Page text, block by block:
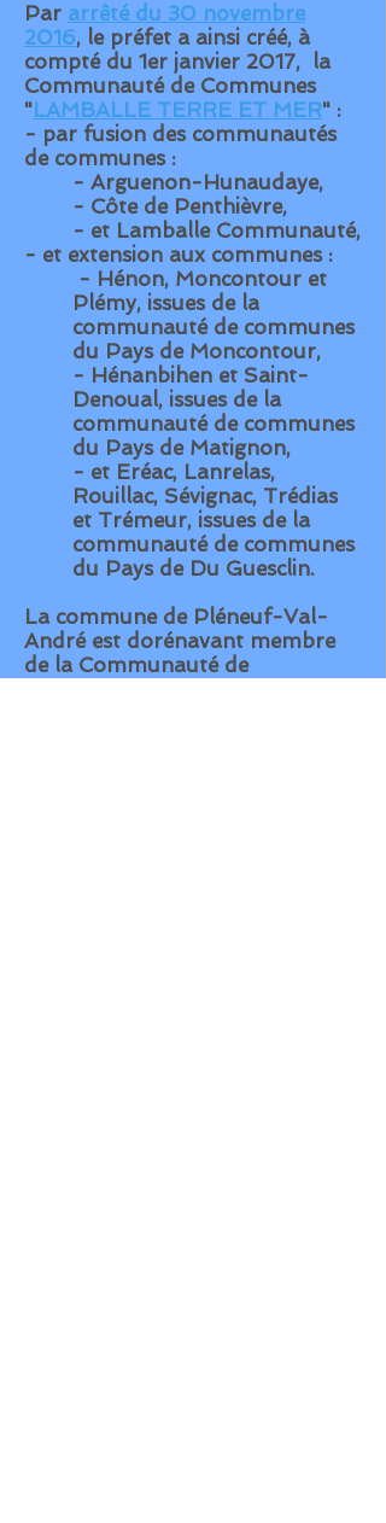
Par arrêté du 30 novembre
2016, le préfet a ainsi créé, à
compté du 1er janvier 2017, la
Communauté de Communes
" LAMBALLE TERRE ET MER" :
- par fusion des communautés
de communes :
- Arguenon-Hunaudaye,
- Côte de Penthièvre,
- et Lamballe Communauté,
- et extension aux communes :
- Hénon, Moncontour et
Plémy, issues de la
communauté de communes
du Pays de Moncontour,
- Hénanbihen et Saint-
Denoual, issues de la
communauté de communes
du Pays de Matignon,
- et Eréac, Lanrelas,
Rouillac, Sévignac, Trédias
et Trémeur, issues de la
communauté de communes
du Pays de Du Guesclin.
La commune de Pléneuf-Val-
André est dorénavant membre
de la Communauté de